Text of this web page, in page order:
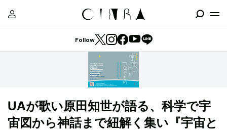
Follow
UAが歌い原田知世が語る、科学で宇
宙図から神話まで紐解く集い『宇宙と